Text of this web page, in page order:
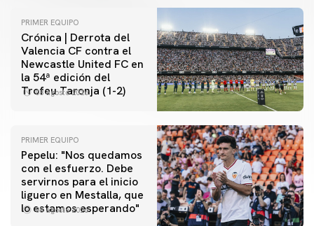
PRIMER EQUIPO
Crónica | Derrota del
Valencia CF contra el
Newcastle United FC en
la 54ª edición del
Trofeu Taronja (1-2)
08 agosto 2026
PRIMER EQUIPO
Pepelu: "Nos quedamos
con el esfuerzo. Debe
servirnos para el inicio
liguero en Mestalla, que
lo estamos esperando"
08 agosto 2026
PRIMER EQUIPO
Las fotos del Valencia CF-Newcastle United FC